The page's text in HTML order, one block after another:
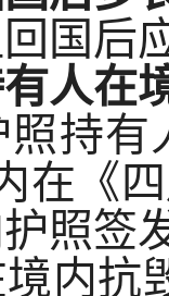
国后
人在
持有
在《
照签
内抗